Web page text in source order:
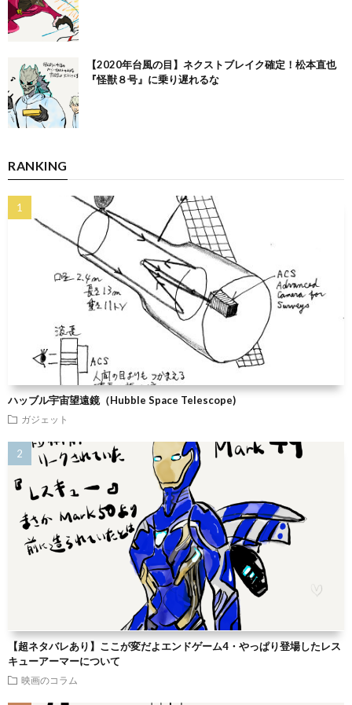
【2020年台風の目】ネクストブレイク確定！松本直也
『怪獣８号』に乗り遅れるな
RANKING
ハッブル宇宙望遠鏡（Hubble Space Telescope)
ガジェット
【超ネタバレあり】ここが変だよエンドゲーム4・やっぱり登場したレス
キューアーマーについて
映画のコラム